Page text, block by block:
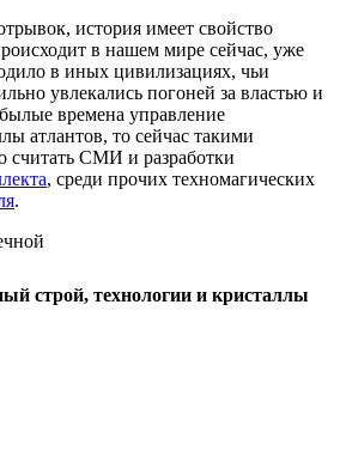
история имеет свойство
в нашем мире сейчас, уже
в иных цивилизациях, чьи
увлекались погоней за властью и
времена управление
атлантов, то сейчас такими
считать СМИ и разработки
, среди прочих техномагических
.
строй, технологии и кристаллы